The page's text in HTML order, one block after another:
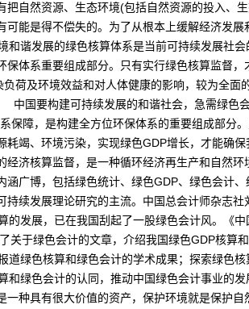
自然资源、生态环境(包括自然资源的投入、
能是得不偿失的。为了从根本上缓解经济发展
和谐发展的绿色核算体系是当前可持续发展社
体系重要组成部分。只有实行绿色核算监督
负荷及环境效益和对人体健康的影响，较为
建可持续发展的和谐社会，急需绿色会
保障，是构建全方位环保体系的重要组成部分
竭、环境污染，实现绿色GDP增长，才能确
济核算监督，是一种循环经济再生产和自然
广博，包括绿色统计、绿色GDP、绿色会计
续发展理论研究的主流。中国总会计师杂志
发展，已在我国刮起了一股绿色会计风。《
关于绿色会计的文章，介绍我国绿色GDP核算
道绿色核算和绿色会计的学术成果；探索绿色
核算和绿色会计的认同，推动中国绿色会
具有很大价值的资产，保护环境就是保护自